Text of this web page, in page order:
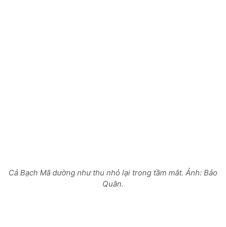
Cả Bạch Mã dường như thu nhỏ lại trong tầm mắt. Ảnh: Bảo
Quân.